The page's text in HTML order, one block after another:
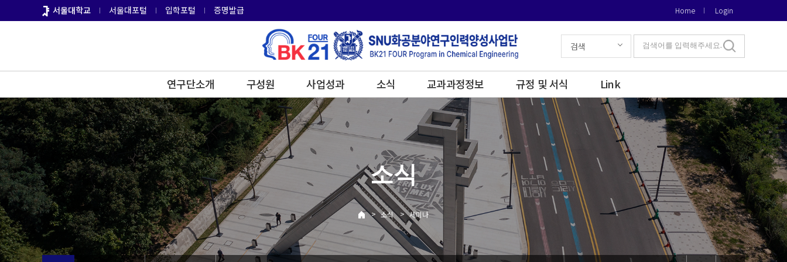
로
서울대학교 서울대포털 입학포털 증명발급 Home Login
연구단소개 구성원 사업성과 소식 교과과정정보 규정 및 서식 Link
검색 검색어를 입력해주세요.
소식
> 소식 > 세미나